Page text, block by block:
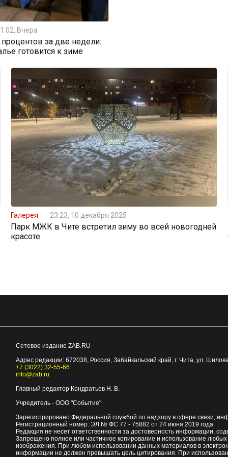
Вчера
за две недели:
готовится к зиме
Галерея 23:23, 10 декабря 2025
Парк МЖК в Чите встретил зиму во всей новогодней
красоте
Сетевое издание ZAB.RU
Адрес редакции: 672038, Россия, Забайкальский край, г. Чита, ул.
+7 (3022) 32-55-66
info@zab.ru
Главный редактор Кондратьев Н. В.
Учредитель - ООО "Событие"
Зарегистрировано Федеральной службой по надзору в сфере связи,
Регистрационный номер: ЭЛ № ФС 77 - 75882 от 24 июня 2019 года
Редакция не несет ответственности за достоверность информации,
Запрещено полное или частичное копирование и использование
изображения. При любом использовании данных материалов в
информации не должен превышать цель цитирования. При